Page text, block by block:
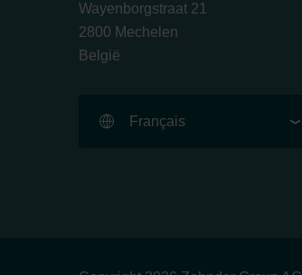
Wayenborgstraat 21
2800 Mechelen
België
Français